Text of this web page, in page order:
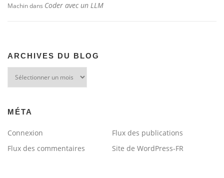
Machindans Coder avec un LLM
ARCHIVES DU BLOG
MÉTA
Connexion
Flux des publications
Flux des commentaires
Site de WordPress-FR